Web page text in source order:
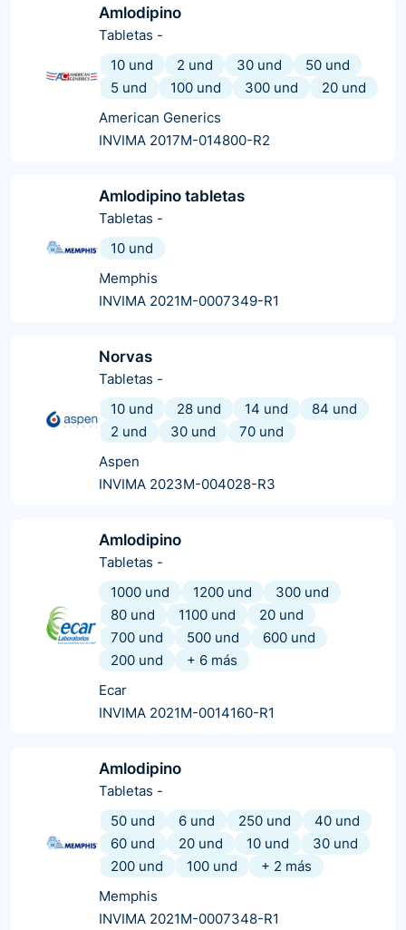
Amlodipino
Tabletas -
10 und
2 und 30 und
50 und
5 und
100 und 300 und
20 und
American Generics
INVIMA 2017M-014800-R2
Amlodipino tabletas
Tabletas -
10 und
Memphis
INVIMA 2021M-0007349-R1
Norvas
Tabletas -
10 und
28 und 14 und
84 und
2 und
30 und
70 und
Aspen
INVIMA 2023M-004028-R3
Amlodipino
Tabletas -
1000 und
1200 und
300 und
80 und
1100 und
20 und
700 und
500 und
600 und
200 und
+ 6 más
Ecar
INVIMA 2021M-0014160-R1
Amlodipino
Tabletas -
50 und
6 und 250 und
40 und
60 und
20 und 10 und
30 und
200 und
100 und + 2 más
Memphis
INVIMA 2021M-0007348-R1